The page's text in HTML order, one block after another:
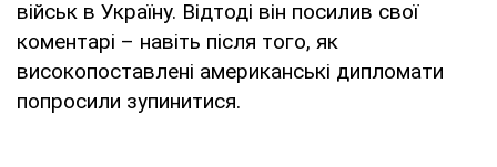
військ в Україну. Відтоді він посилив свої
коментарі – навіть після того, як
високопоставлені американські дипломати
попросили зупинитися.